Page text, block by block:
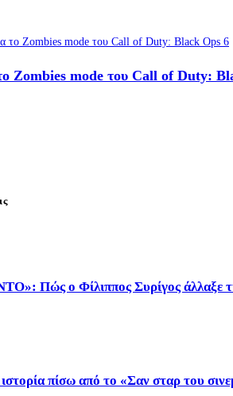
Zombies mode του Call of Duty:
Πώς ο Φίλιππος Συρίγος άλλαξε
πίσω από το «Σαν σταρ του